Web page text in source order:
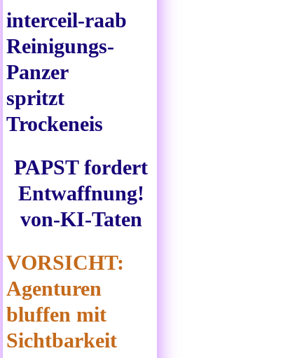
interceil-raab
Reinigungs-
Panzer
spritzt
Trockeneis
PAPST fordert
Entwaffnung!
von-KI-Taten
VORSICHT:
Agenturen
bluffen mit
Sichtbarkeit